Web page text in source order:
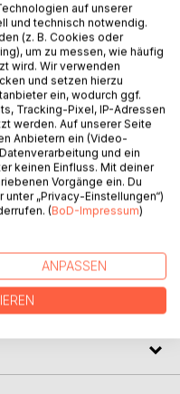
Darstellung des
die
das foenus
umfasst.
auf unserer
und technisch notwendig.
(z. B. Cookies oder
um zu messen, wie häufig
wird. Wir verwenden
und setzen hierzu
ein, wodurch ggf.
Tracking-Pixel, IP-Adressen
werden. Auf unserer Seite
Anbietern ein (Video-
und ein
keinen Einfluss. Mit deiner
Vorgänge ein. Du
„Privacy-Einstellungen“)
(BoD-Impressum)
ANPASSEN